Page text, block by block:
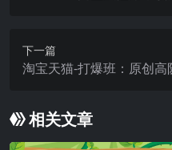
下一篇
淘宝天猫-打爆班：原创
相关文章